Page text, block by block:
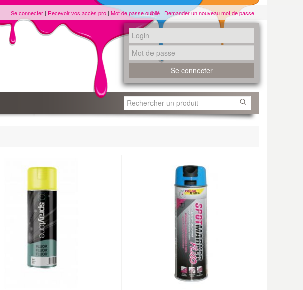
Se connecter | Recevoir vos accès pro | Mot de passe oublié | Demander un nouveau mot de passe